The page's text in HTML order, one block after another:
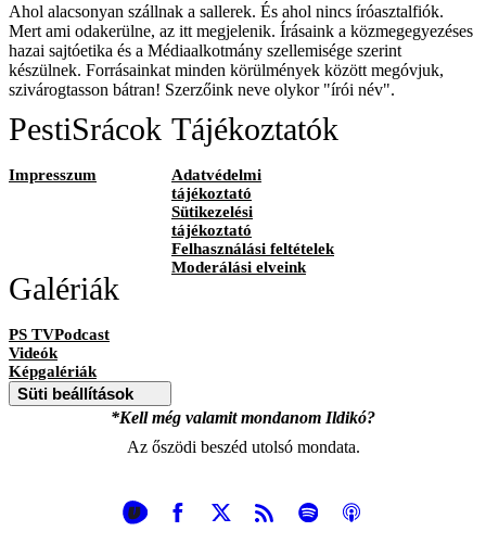
Ahol alacsonyan szállnak a sallerek. És ahol nincs íróasztalfiók.
Mert ami odakerülne, az itt megjelenik. Írásaink a közmegegyezéses
hazai sajtóetika és a Médiaalkotmány szellemisége szerint
készülnek. Forrásainkat minden körülmények között megóvjuk,
szivárogtasson bátran! Szerzőink neve olykor "írói név".
PestiSrácok
Impresszum
Tájékoztatók
Adatvédelmi
tájékoztató
Sütikezelési
tájékoztató
Felhasználási feltételek
Moderálási elveink
Galériák
PS TVPodcast
Videók
Képgalériák
Süti beállítások
*Kell még valamit mondanom Ildikó?
Az őszödi beszéd utolsó mondata.